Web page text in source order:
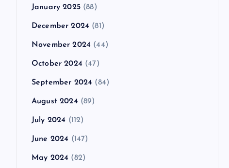
January 2025(88)
December 2024 (81)
November 2024 (44)
October 2024 (47)
September 2024 (84)
August 2024 (89)
July 2024 (112)
June 2024 (147)
May 2024 (82)